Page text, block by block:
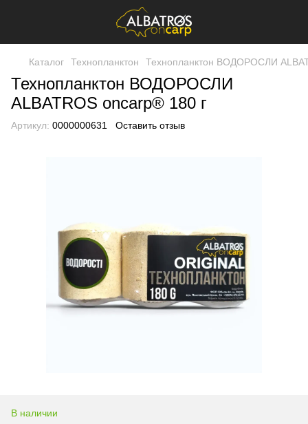
Каталог Технопланктон Технопланктон ВОДОРОСЛИ
Технопланктон ВОДОРОСЛИ
ALBATROS оnсarp® 180 г
Артикул: 0000000631 Оставить отзыв
В наличии